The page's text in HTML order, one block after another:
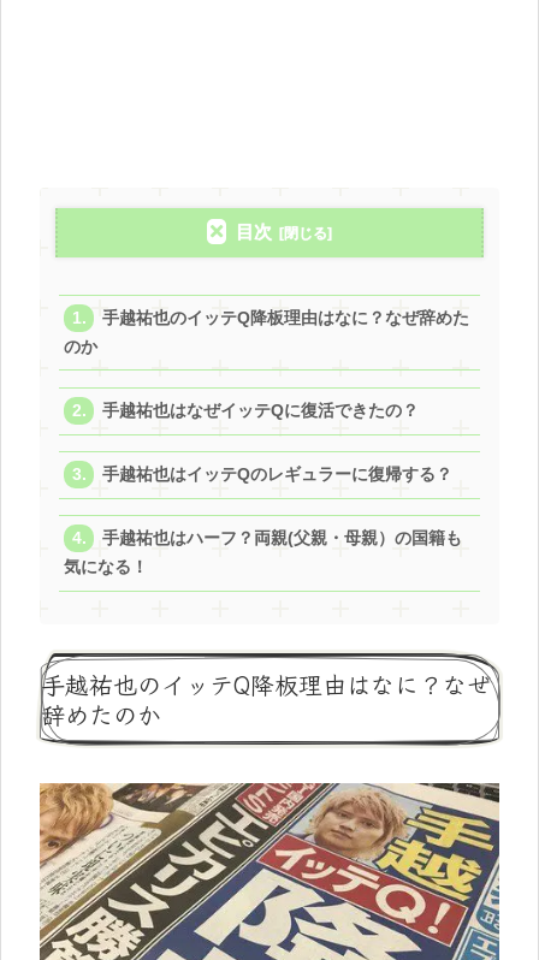
目次
手越祐也のイッテQ降板理由はなに？なぜ辞めた
のか
手越祐也はなぜイッテQに復活できたの？
手越祐也はイッテQのレギュラーに復帰する？
手越祐也はハーフ？両親(父親・母親）の国籍も
気になる！
手越祐也のイッテQ降板理由はなに？なぜ
辞めたのか